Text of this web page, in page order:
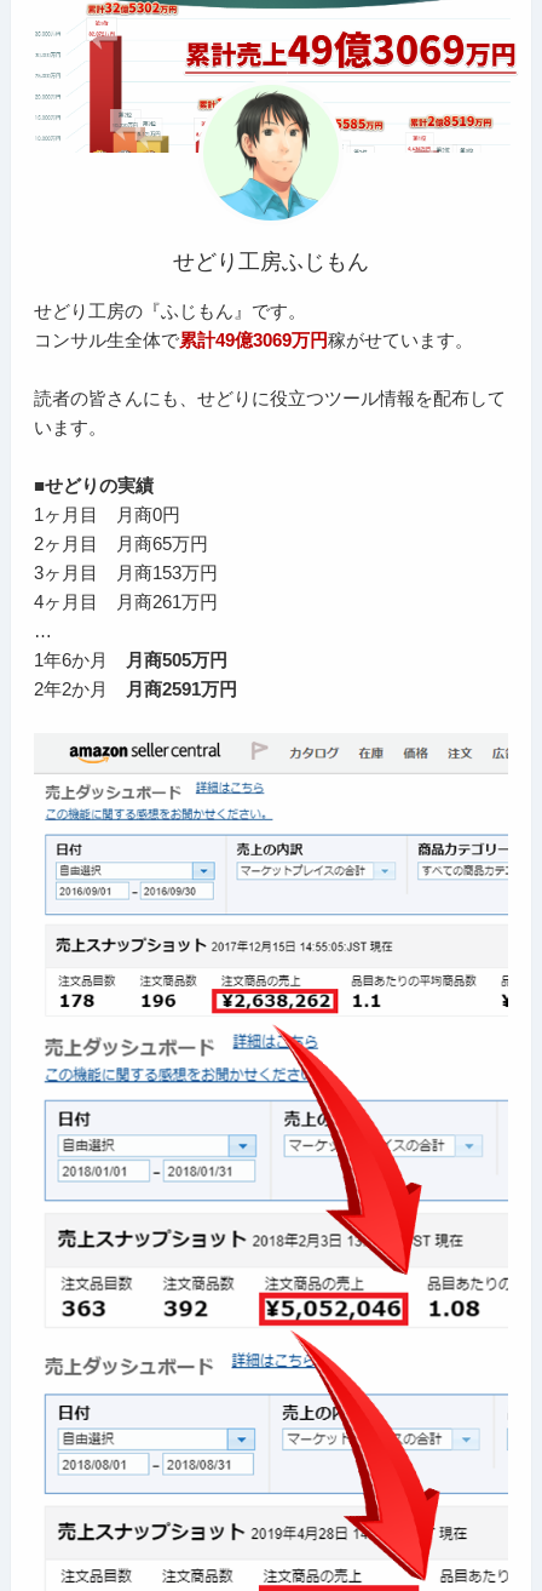
せどり工房ふじもん
せどり工房の『ふじもん』です。
コンサル生全体で累計49億3069万円稼がせています。
読者の皆さんにも、せどりに役立つツール情報を配布して
います。
■せどりの実績
1ヶ月目 月商0円
2ヶ月目 月商65万円
3ヶ月目 月商153万円
4ヶ月目 月商261万円
…
1年6か月
月商505万円
2年2か月
月商2591万円